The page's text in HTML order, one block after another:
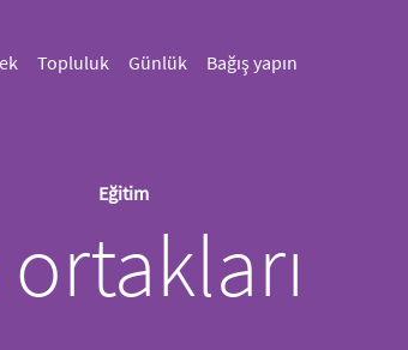
Topluluk Günlük Bağış yapın
Eğitim
ortakları